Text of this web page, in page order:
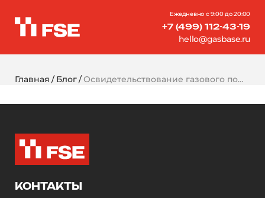
Ежедневно с 9:00 до 20:00
+7 (499) 112-43-19
hello@gasbase.ru
Главная Блог Освидетельствование газового пожаротушения: что необходимо знать?
КОНТАКТЫ